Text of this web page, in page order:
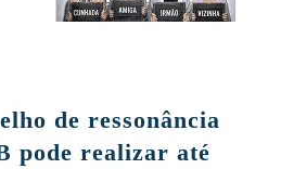
de ressonância
pode realizar até